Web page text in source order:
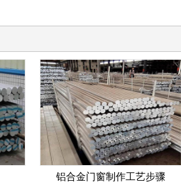
铝合金门窗制作工艺步骤